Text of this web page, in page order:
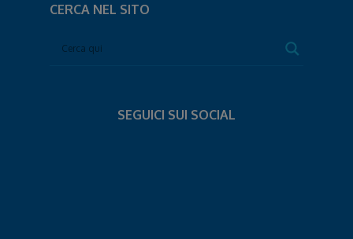
CERCA NEL SITO
SEGUICI SUI SOCIAL